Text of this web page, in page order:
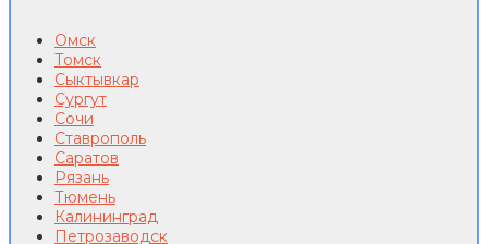
Омск
Томск
Сыктывкар
Сургут
Сочи
Ставрополь
Саратов
Рязань
Тюмень
Калининград
Петрозаводск